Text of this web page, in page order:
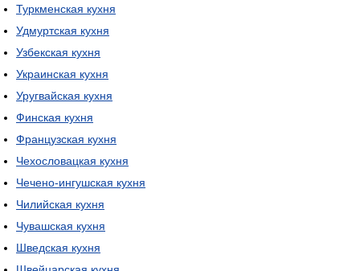
Туркменская кухня
Удмуртская кухня
Узбекская кухня
Украинская кухня
Уругвайская кухня
Финская кухня
Французская кухня
Чехословацкая кухня
Чечено-ингушская кухня
Чилийская кухня
Чувашская кухня
Шведская кухня